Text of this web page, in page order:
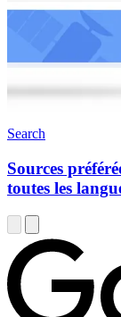
Search
Sources
toutes les